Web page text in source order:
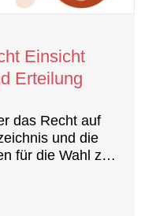
Einsicht
Erteilung
das Recht auf
und die
für die Wahl zum